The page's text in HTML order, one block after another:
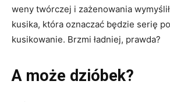
weny twórczej i zażenowania
kusika, która oznaczać będzie serię
kusikowanie. Brzmi ładniej, prawda?
A może dzióbek?